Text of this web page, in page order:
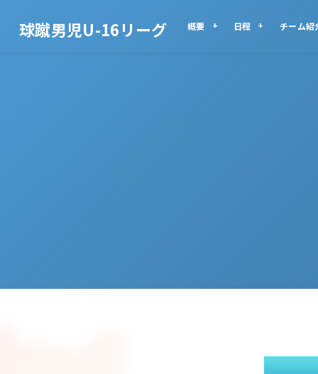
球蹴男児U-16リーグ 概要 日程 チーム紹